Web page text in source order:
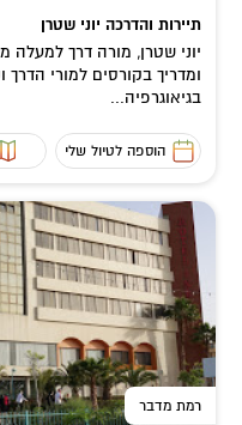
תיירות והדרכה יוני שטרן
יוני שטרן, מורה דרך למעלה
ומדריך בקורסים למורי הדרך
בגיאוגרפיה...
הוספה לטיול שלי
רמת מדבר